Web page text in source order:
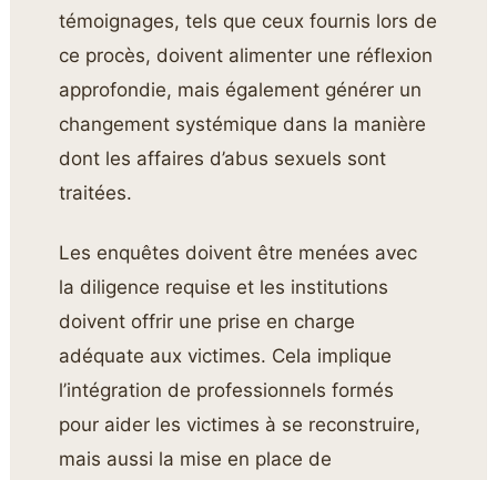
témoignages, tels que ceux fournis lors de
ce procès, doivent alimenter une réflexion
approfondie, mais également générer un
changement systémique dans la manière
dont les affaires d’abus sexuels sont
traitées.
Les enquêtes doivent être menées avec
la diligence requise et les institutions
doivent offrir une prise en charge
adéquate aux victimes. Cela implique
l’intégration de professionnels formés
pour aider les victimes à se reconstruire,
mais aussi la mise en place de